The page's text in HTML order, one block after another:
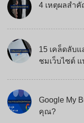
4 เหตุผลสำ
15 เคล็ดลับแ
ชมเว็บไซต์
Google My
คุณ?